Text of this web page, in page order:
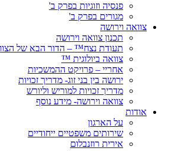
פנסיה וזוגיות בפרק ב'
מגורים בפרק ב'
צוואה וירושה
תכנון צוואה וירושה
תעודת נצח™ – הדור הבא של
צוואה ביולוגית ™
אחריי – פרויקט ההמשכיות
ירושה בין בני זוג- מדריך זכויות
מדריך זכויות למוריש וליורש
צוואה וירושה- מידע נוסף
אודות
על הארגון
שירותים משפטיים ייחודיים
אירית רוזנבלום